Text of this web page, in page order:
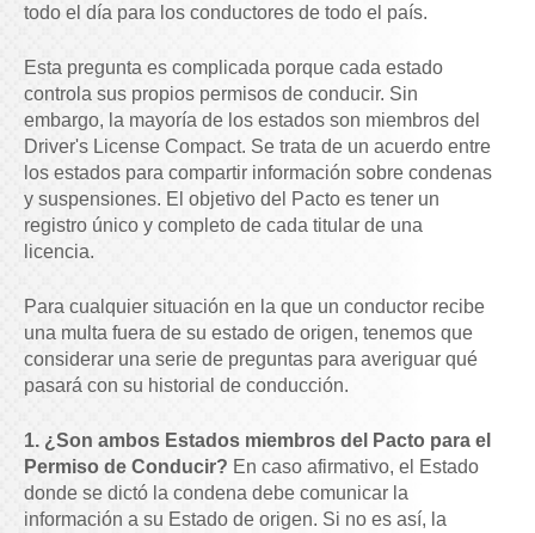
todo el día para los conductores de todo el país.
Esta pregunta es complicada porque cada estado
controla sus propios permisos de conducir. Sin
embargo, la mayoría de los estados son miembros del
Driver's License Compact. Se trata de un acuerdo entre
los estados para compartir información sobre condenas
y suspensiones. El objetivo del Pacto es tener un
registro único y completo de cada titular de una
licencia.
Para cualquier situación en la que un conductor recibe
una multa fuera de su estado de origen, tenemos que
considerar una serie de preguntas para averiguar qué
pasará con su historial de conducción.
1. ¿Son ambos Estados miembros del Pacto para el
Permiso de Conducir? En caso afirmativo, el Estado
donde se dictó la condena debe comunicar la
información a su Estado de origen. Si no es así, la